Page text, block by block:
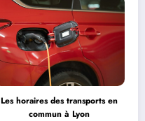
Les horaires des transports en
commun à Lyon